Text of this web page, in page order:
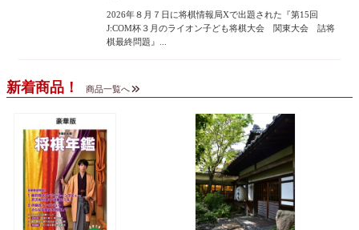
2026年８月７日に将棋情報局Xで出題された『第15回
J:COM杯３月のライオン子ども将棋大会 関東大会 詰将
棋最終問題』...
新着商品！ 商品一覧へ